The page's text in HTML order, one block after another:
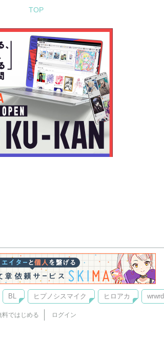
TOP
BL ヒプノシスマイク ヒロアカ wrwrd
料ではじめる ログイン